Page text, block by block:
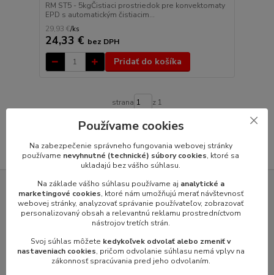
RM ST5 - 5kgČistiaci prostriedok pre konvektomaty
EPD s automatickým čistiacim...
29,93 €/ks
24,33 € bez DPH
Pridať do košíka
strana z 1
SERVIS GASTROZARIADENÍ VÝROBCOV
Používame cookies
Na zabezpečenie správneho fungovania webovej stránky
používame nevyhnutné (technické) súbory cookies, ktoré sa
ukladajú bez vášho súhlasu.
Na základe vášho súhlasu používame aj analytické a
marketingové cookies, ktoré nám umožňujú merať návštevnosť
webovej stránky, analyzovať správanie používateľov, zobrazovať
personalizovaný obsah a relevantnú reklamu prostredníctvom
nástrojov tretích strán.
Svoj súhlas môžete kedykoľvek odvolať alebo zmeniť v
nastaveniach cookies, pričom odvolanie súhlasu nemá vplyv na
zákonnosť spracúvania pred jeho odvolaním.